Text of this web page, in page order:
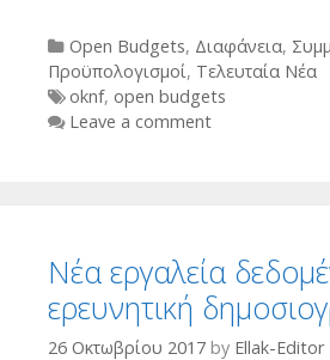
Categories
Open Budgets, Διαφάνεια,
Προϋπολογισμοί, Τελευταία Νέα
Tags
oknf, open budgets
Leave a comment
Νέα εργαλεία
ερευνητική
26 Οκτωβρίου 2017 by Ellak-Editor